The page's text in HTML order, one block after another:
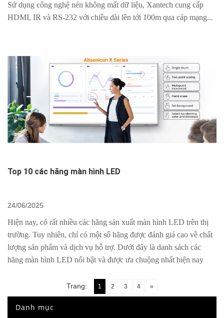
Sử dụng công nghệ nén không mất dữ liệu, Xantech cung cấp
HDMI, IR và RS-232 với chiều dài lên tới 100m qua cáp mạng...
Top 10 các hãng màn hình LED
24/06/2025
Hiện nay, có rất nhiều các hãng sản xuất màn hình LED trên thị
trường. Tuy nhiên, chỉ có một số hãng được đánh giá cao về chất
lượng sản phẩm và dịch vụ hỗ trợ. Dưới đây là danh sách các
hãng màn hình LED nổi bật và được ưa chuộng nhất hiện nay
Trang: 1 2 3 4 »
Danh mục